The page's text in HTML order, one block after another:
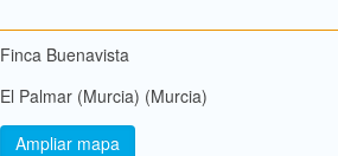
Finca Buenavista
El Palmar (Murcia) (Murcia)
Ampliar mapa